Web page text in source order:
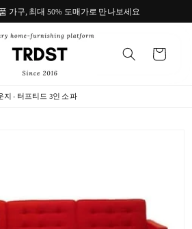
가구, 최대 50% 도매가로 만나보세요
트
지 - 터프티드 3인 소파